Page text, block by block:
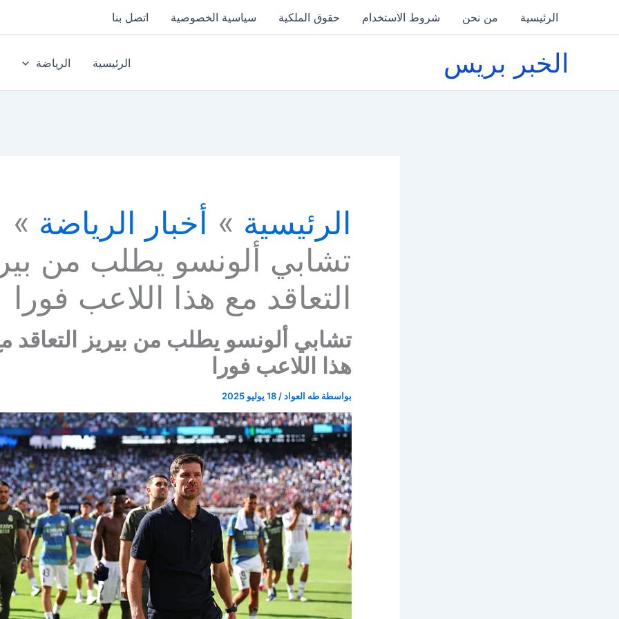
الرئيسية من نحن شروط الاستخدام حقوق الملكية سياسية الخصوصية اتصل بنا
الخبر بريس الرئيسية الرياضة
الرئيسية
أخبار الرياضة
تشابي ألونسو يطلب من
التعاقد مع هذا اللاعب فورا
تشابي ألونسو يطلب من بيريز التعاقد
هذا اللاعب فورا
بواسطة طه العواد/ 18 يوليو 2025